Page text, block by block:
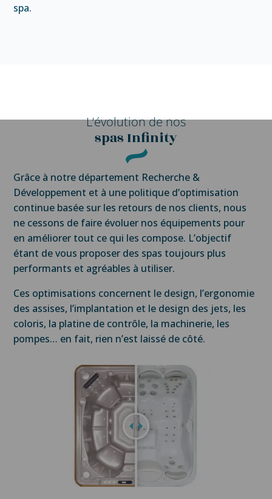
spa.
L’évolution de nos
spas Infinity
Grâce à notre département Recherche &
Développement et à une politique d’optimisation
continue basée sur les retours de nos clients, nous
ne cessons de faire évoluer nos équipements pour
en améliorer tout ce qui les compose. L’objectif
étant de vous proposer des spas toujours plus
performants et agréables à utiliser.
Ces optimisations concernent le design, l’ergonomie
des assises, l’implantation et le design des jets, les
coloris, la platine de contrôle, la machinerie, les
pompes… en fait, rien n’est laissé de côté.